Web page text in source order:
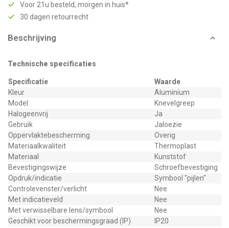
Voor 21u besteld, morgen in huis*
30 dagen retourrecht
Beschrijving
Technische specificaties
Specificatie
Waarde
Kleur
Aluminium
Model
Knevelgreep
Halogeenvrij
Ja
Gebruik
Jaloezie
Oppervlaktebescherming
Overig
Materiaalkwaliteit
Thermoplast
Materiaal
Kunststof
Bevestigingswijze
Schroefbevestiging
Opdruk/indicatie
Symbool "pijlen"
Controlevenster/verlicht
Nee
Met indicatieveld
Nee
Met verwisselbare lens/symbool
Nee
Geschikt voor beschermingsgraad (IP)
IP20